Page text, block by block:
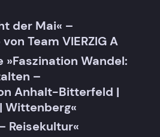
der Mai« –
Team VIERZIG A
Wandel:
–
Anhalt-Bitterfeld |
Wittenberg«
Reisekultur«